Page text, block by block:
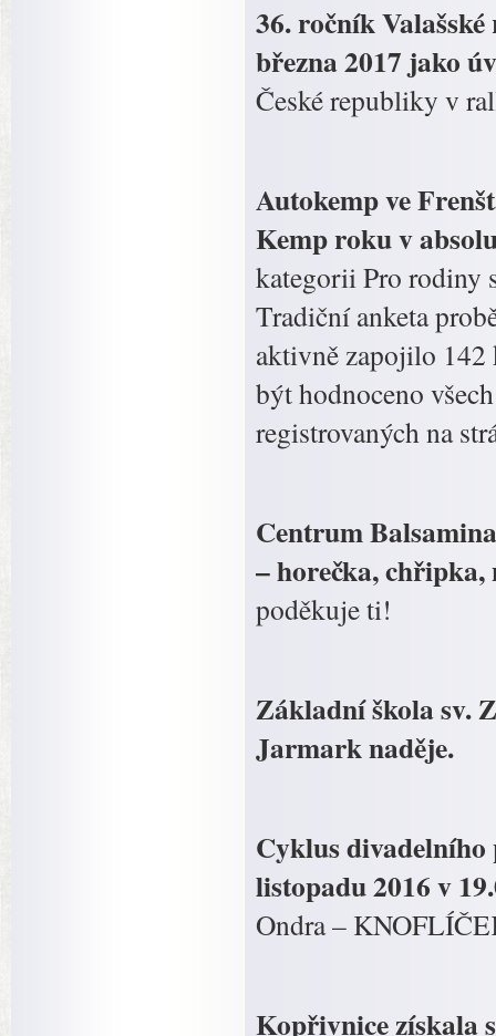
36. ročník Valašské
března 2017 jako
České republiky v
Autokemp ve
Kemp roku v
kategorii Pro rodiny
Tradiční anketa
aktivně zapojilo 142
být hodnoceno
registrovaných na
Centrum
– horečka, chřipka,
poděkuje ti!
Základní škola sv.
Jarmark naděje.
Cyklus
listopadu 2016 v
Ondra –
Kopřivnice získala